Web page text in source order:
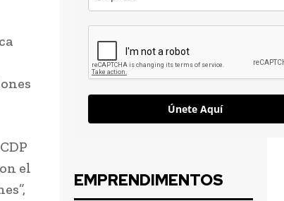
el
Únete Aquí
EMPRENDIMENTOS